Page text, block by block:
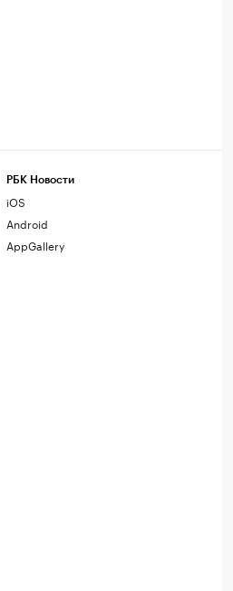
РБК Новости
iOS
Android
AppGallery